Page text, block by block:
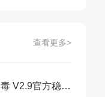
查看更多>
【CAD杀毒软件】CAD杀毒 V2.9官方稳定版